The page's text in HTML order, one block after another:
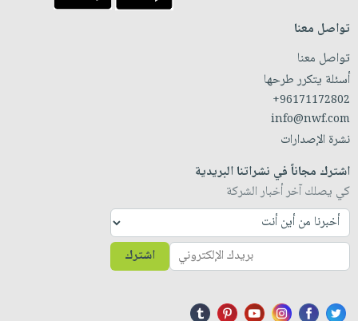
تواصل معنا
تواصل معنا
أسئلة يتكرر طرحها
+96171172802
info@nwf.com
نشرة الإصدارات
اشترك مجاناً في نشراتنا البريدية
كي يصلك آخر أخبار الشركة
اشترك